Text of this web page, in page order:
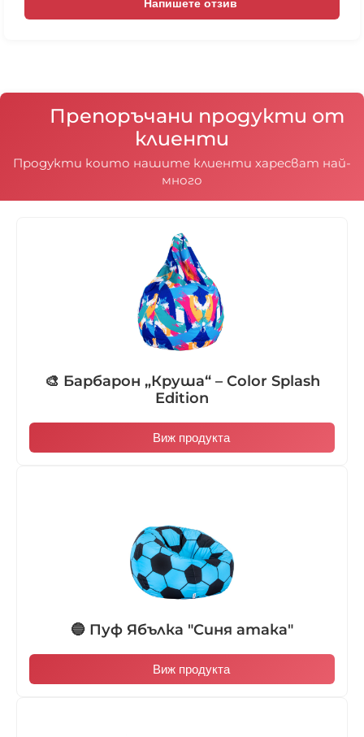
Напишете отзив
Препоръчани продукти от
клиенти
Продукти които нашите клиенти харесват най-
много
🎨 Барбарон „Круша“ – Color Splash
Edition
Виж продукта
🔵 Пуф Ябълка "Синя атака"
Виж продукта